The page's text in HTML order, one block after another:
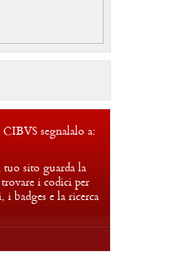
segnalalo a:
sito guarda la
i codici per
badges e la ricerca